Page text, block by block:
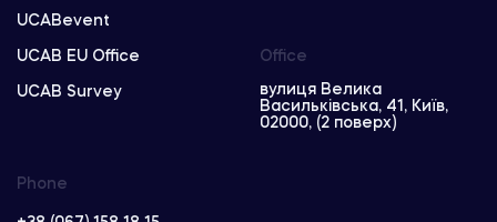
UCABevent
UCAB EU Office
UCAB Survey
Phone
Office
вулиця Велика
Васильківська, 41, Київ,
02000, (2 поверх)